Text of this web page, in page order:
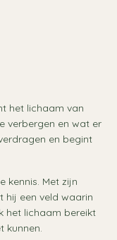
het lichaam van
verbergen en wat er
en begint
kennis. Met zijn
hij een veld waarin
het lichaam bereikt
kunnen.